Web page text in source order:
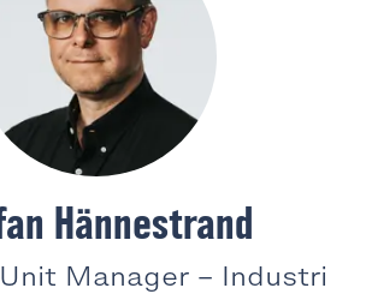
Hännestrand
Manager – Industri